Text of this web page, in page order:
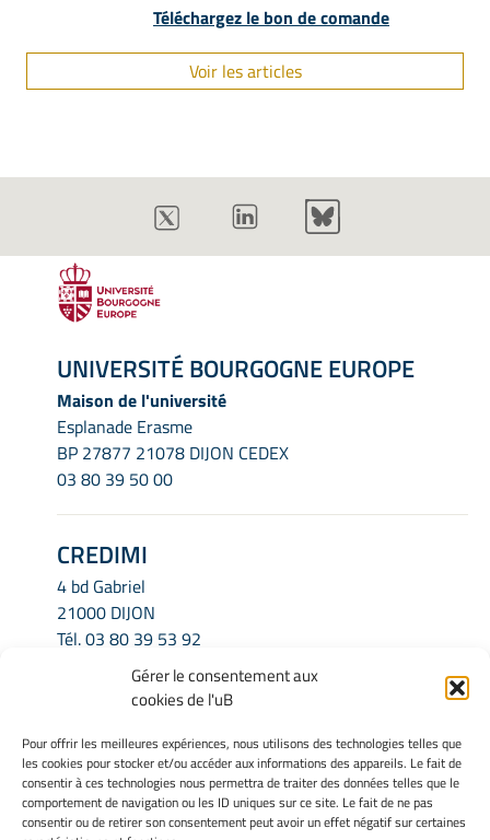
Gérer le consentement aux
cookies de l'uB
Pour offrir les meilleures expériences, nous utilisons des technologies telles que
les cookies pour stocker et/ou accéder aux informations des appareils. Le fait de
consentir à ces technologies nous permettra de traiter des données telles que le
comportement de navigation ou les ID uniques sur ce site. Le fait de ne pas
consentir ou de retirer son consentement peut avoir un effet négatif sur certaines
Téléchargez le bon de comande
Voir les articles
UNIVERSITÉ BOURGOGNE EUROPE
Maison de l'université
Esplanade Erasme
BP 27877 21078 DIJON CEDEX
03 80 39 50 00
CREDIMI
4 bd Gabriel
21000 DIJON
Tél.03 80 39 53 92
credimi.secretariat@u-bourgogne.fr
INFORMATIONS LÉGALES
Mentions légales
Gérer mes cookies
Politique de cookies